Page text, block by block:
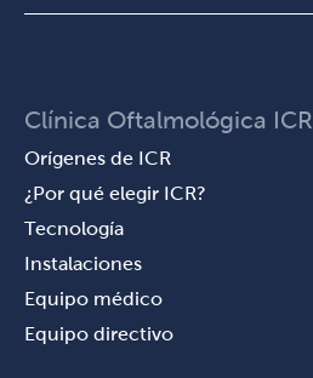
Clínica Oftalmológica ICR
Orígenes de ICR
¿Por qué elegir ICR?
Tecnología
Instalaciones
Equipo médico
Equipo directivo